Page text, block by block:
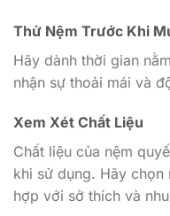
Thử Nệm Trước Khi
Hãy dành thời gian
nhận sự thoải mái và
Xem Xét Chất Liệu
Chất liệu của nệm
khi sử dụng. Hãy
hợp với sở thích và